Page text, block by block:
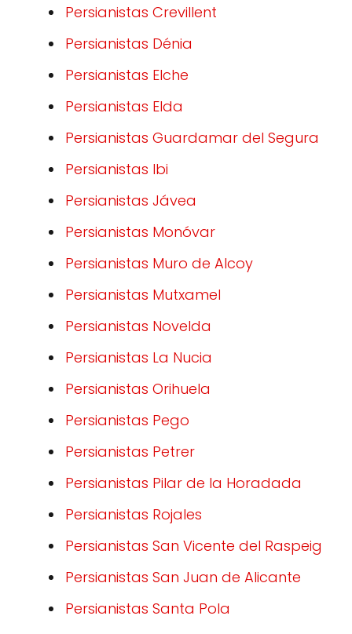
Persianistas Crevillent
Persianistas Dénia
Persianistas Elche
Persianistas Elda
Persianistas Guardamar del Segura
Persianistas Ibi
Persianistas Jávea
Persianistas Monóvar
Persianistas Muro de Alcoy
Persianistas Mutxamel
Persianistas Novelda
Persianistas La Nucia
Persianistas Orihuela
Persianistas Pego
Persianistas Petrer
Persianistas Pilar de la Horadada
Persianistas Rojales
Persianistas San Vicente del Raspeig
Persianistas San Juan de Alicante
Persianistas Santa Pola